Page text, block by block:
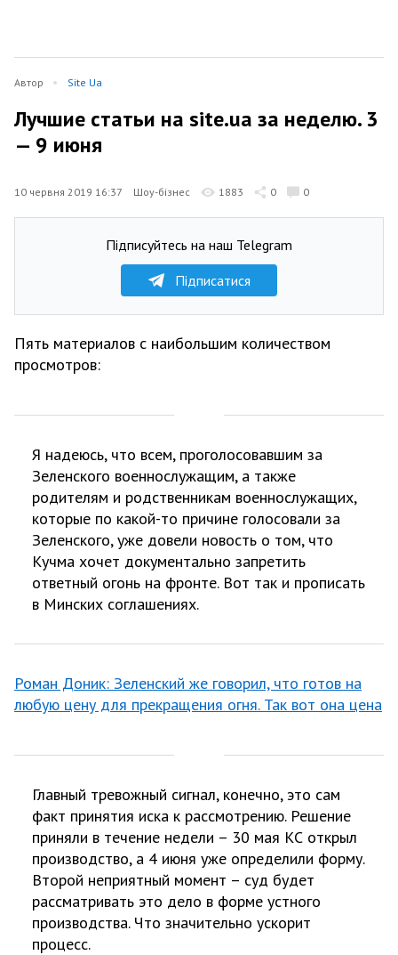
Автор Site Ua
Лучшие статьи на site.ua за неделю. 3
— 9 июня
10 червня 2019 16:37 Шоу-бізнес 1883 0 0
Підписуйтесь на наш Telegram
Підписатися
Пять материалов с наибольшим количеством
просмотров:
Я надеюсь, что всем, проголосовавшим за
Зеленского военнослужащим, а также
родителям и родственникам военнослужащих,
которые по какой-то причине голосовали за
Зеленского, уже довели новость о том, что
Кучма хочет документально запретить
ответный огонь на фронте. Вот так и прописать
в Минских соглашениях.
Роман Доник: Зеленский же говорил, что готов на
любую цену для прекращения огня. Так вот она цена
Главный тревожный сигнал, конечно, это сам
факт принятия иска к рассмотрению. Решение
приняли в течение недели – 30 мая КС открыл
производство, а 4 июня уже определили форму.
Второй неприятный момент – суд будет
рассматривать это дело в форме устного
производства. Что значительно ускорит
процесс.